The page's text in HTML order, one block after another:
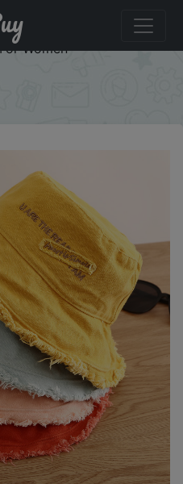
Cotton Bucket Hats
Fisherman Cap
Women